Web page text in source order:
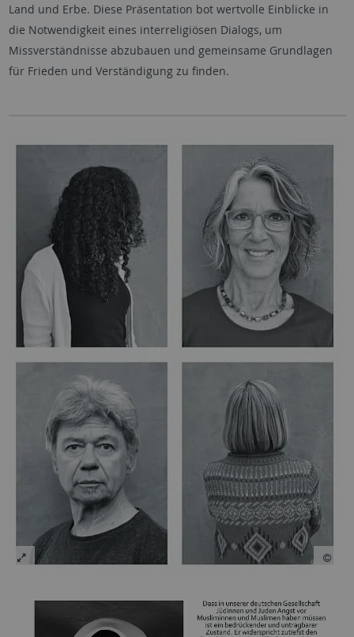
Land und Erbe. Diese Präsentation bot wertvolle Einblicke in
die Notwendigkeit eines interreligiösen Dialogs, um
Missverständnisse abzubauen und gemeinsame Grundlagen
für Frieden und Verständigung zu finden.